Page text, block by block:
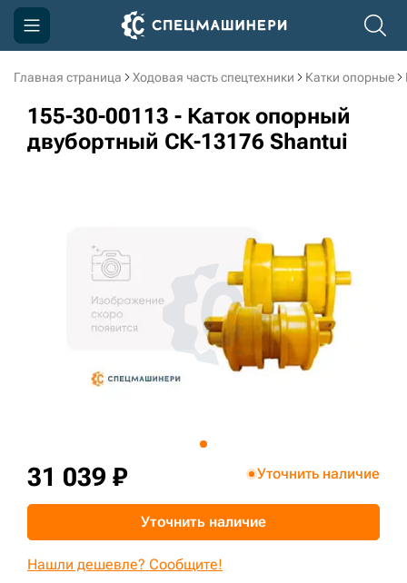
Главная страница Ходовая часть спецтехники Катки опорные
155-30-00113 - Каток опорный
двубортный СК-13176 Shantui
31 039 ₽ Уточнить наличие
Уточнить наличие
Нашли дешевле? Сообщите!
Компания
Акции
3D тур по производству
3D тур по складам
sksale@skdst.ru